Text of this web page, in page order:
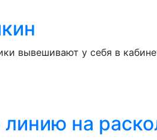
вывешивают у себя в
на